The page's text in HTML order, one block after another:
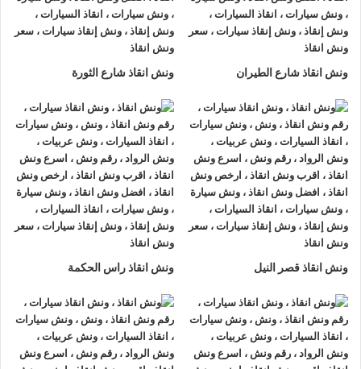
برج العرب او على الطريق وذلك لأننا نعمل على مدار الساعة طوال
أيام الأسبوع.
2- الأمان
السيارة امنة تماما حتي الوصول إلي أقرب مركز صيانة.
3- الخبرة
فريق عمل شركة الرواد لإنقاذ و رفع السيارات مدرب على كيفيةنقل
السياراتوتثبيتها عليونش الانقاذ
وذلك إلى جانب خبرتهم المتميزة
في اختيار أسرع الطرق.
تنتشر
اوناش الانقاذ في برج العرب
أو علي الطرق الرئيسية في جميع
انحاء الجمهورية وهو ما يسمح بسرعة وصولونش انقاذ السيارات
اليك خلال 15 دقيقة بحد اقصي.
ونش انقاذ شارع الطيران ونش انقاذ شارع الثورة
ونش انقاذ قصر النيل ونش انقاذ راس الحكمة